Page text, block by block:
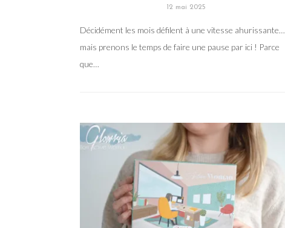
12 mai 2025
Décidément les mois défilent à une vitesse ahurissante…
mais prenons le temps de faire une pause par ici ! Parce
que…